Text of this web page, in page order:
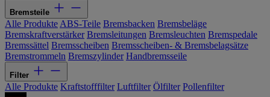
Bremsteile
Alle Produkte ABS-Teile Bremsbacken Bremsbeläge
Bremskraftverstärker Bremsleitungen Bremsleuchten Bremspedale
Bremssättel Bremsscheiben Bremsscheiben- & Bremsbelagsätze
Bremstrommeln Bremszylinder Handbremsseile
Filter
Alle Produkte Kraftstofffilter Luftfilter Ölfilter Pollenfilter